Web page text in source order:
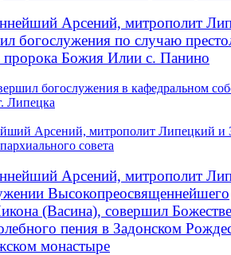
Арсений, митрополит
богослужения по случаю
пророка Божия Илии с. Панино
богослужения в кафедральном
Липецка
Арсений, митрополит Липецкий и
совета
Арсений, митрополит
Высокопреосвященнейшего
(Васина), совершил
пения в Задонском
монастыре